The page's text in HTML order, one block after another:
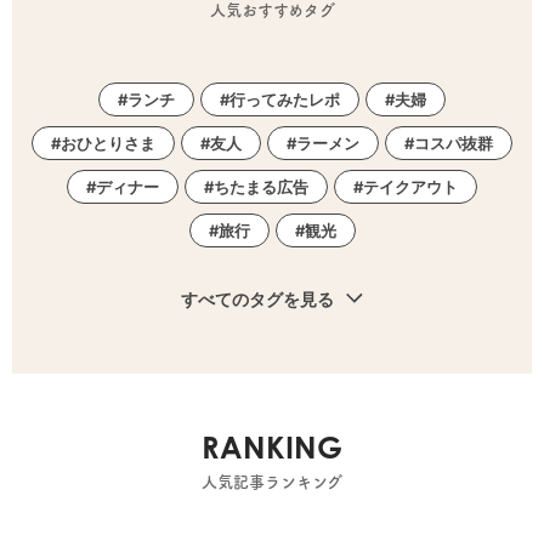
人気おすすめタグ
ランチ 行ってみたレポ 夫婦
おひとりさま 友人 ラーメン コスパ抜群
ディナー ちたまる広告 テイクアウト
旅行 観光
すべてのタグを見る
RANKING
人気記事ランキング